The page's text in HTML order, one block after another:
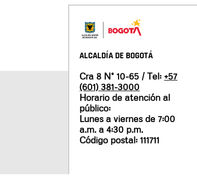
ALCALDÍA DE BOGOTÁ
Cra 8 N° 10-65 / Tel: +57
(601) 381-3000
Horario de atención al
público:
Lunes a viernes de 7:00
a.m. a 4:30 p.m.
Código postal: 111711